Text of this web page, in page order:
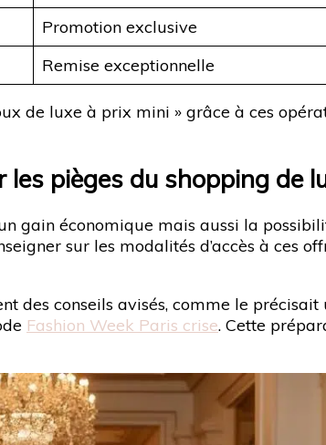
Promotion exclusive
Remise exceptionnelle
de luxe à prix mini » grâce à ces
pièges du shopping de
gain économique mais aussi la
sur les modalités d’accès à ces
des conseils avisés, comme le
Fashion Week Paris crise. Cette